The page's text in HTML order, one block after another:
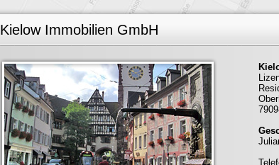
Kielow Immobilien GmbH